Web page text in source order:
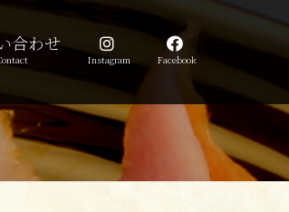
合わせ
Instagram Facebook